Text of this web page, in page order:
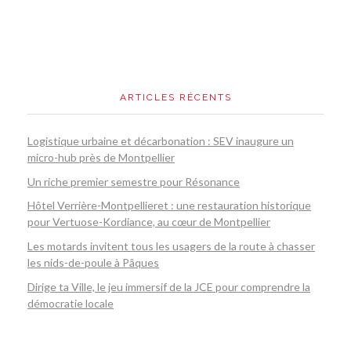
ARTICLES RÉCENTS
Logistique urbaine et décarbonation : SEV inaugure un
micro-hub près de Montpellier
Un riche premier semestre pour Résonance
Hôtel Verrière-Montpellieret : une restauration historique
pour Vertuose-Kordiance, au cœur de Montpellier
Les motards invitent tous les usagers de la route à chasser
les nids-de-poule à Pâques
Dirige ta Ville, le jeu immersif de la JCE pour comprendre la
démocratie locale